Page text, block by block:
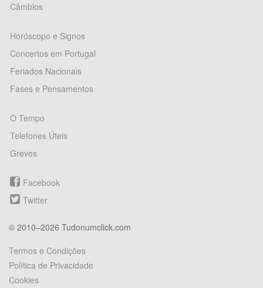
Câmbios
Horóscopo e Signos
Concertos em Portugal
Feriados Nacionais
Fases e Pensamentos
O Tempo
Telefones Úteis
Greves
Facebook
Twitter
© 2010–2026 Tudonumclick.com
Termos e Condições
Política de Privacidade
Cookies